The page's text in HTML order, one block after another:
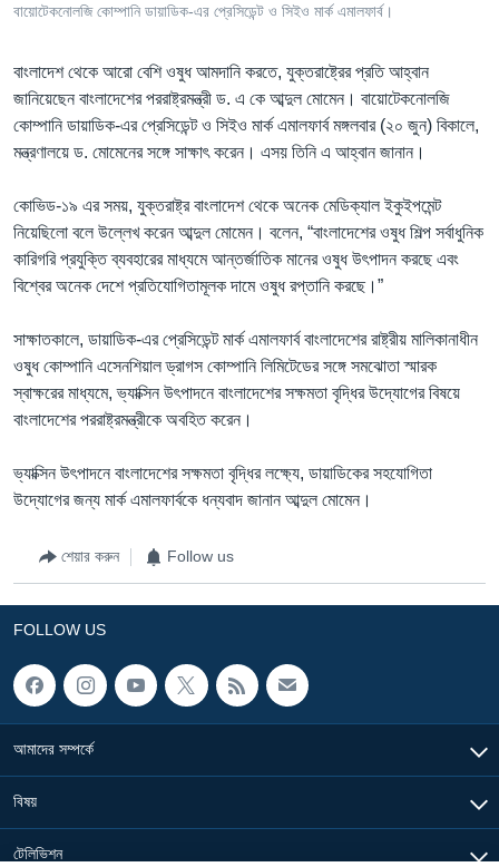
অন্য ভাষায় ওয়েব সাইট
বায়োটেকনোলজি কোম্পানি ডায়াডিক-এর প্রেসিডেন্ট ও সিইও মার্ক এমালফার্ব।
বাংলাদেশ থেকে আরো বেশি ওষুধ আমদানি করতে, যুক্তরাষ্ট্রের প্রতি আহ্বান
জানিয়েছেন বাংলাদেশের পররাষ্ট্রমন্ত্রী ড. এ কে আব্দুল মোমেন। বায়োটেকনোলজি
কোম্পানি ডায়াডিক-এর প্রেসিডেন্ট ও সিইও মার্ক এমালফার্ব মঙ্গলবার (২০ জুন) বিকালে,
মন্ত্রণালয়ে ড. মোমেনের সঙ্গে সাক্ষাৎ করেন। এসয় তিনি এ আহ্বান জানান।
কোভিড-১৯ এর সময়, যুক্তরাষ্ট্র বাংলাদেশ থেকে অনেক মেডিক্যাল ইকুইপমেন্ট
নিয়েছিলো বলে উল্লেখ করেন আব্দুল মোমেন। বলেন, “বাংলাদেশের ওষুধ শিল্প সর্বাধুনিক
কারিগরি প্রযুক্তি ব্যবহারের মাধ্যমে আন্তর্জাতিক মানের ওষুধ উৎপাদন করছে এবং
বিশ্বের অনেক দেশে প্রতিযোগিতামূলক দামে ওষুধ রপ্তানি করছে।”
সাক্ষাতকালে, ডায়াডিক-এর প্রেসিডেন্ট মার্ক এমালফার্ব বাংলাদেশের রাষ্ট্রীয় মালিকানাধীন
ওষুধ কোম্পানি এসেনশিয়াল ড্রাগস কোম্পানি লিমিটেডের সঙ্গে সমঝোতা স্মারক
স্বাক্ষরের মাধ্যমে, ভ্যাক্সিন উৎপাদনে বাংলাদেশের সক্ষমতা বৃদ্ধির উদ্যোগের বিষয়ে
বাংলাদেশের পররাষ্ট্রমন্ত্রীকে অবহিত করেন।
ভ্যাক্সিন উৎপাদনে বাংলাদেশের সক্ষমতা বৃদ্ধির লক্ষ্যে, ডায়াডিকের সহযোগিতা
উদ্যোগের জন্য মার্ক এমালফার্বকে ধন্যবাদ জানান আব্দুল মোমেন।
শেয়ার করুন Follow us
FOLLOW US
আমাদের সম্পর্কে
বিষয়
টেলিভিশন